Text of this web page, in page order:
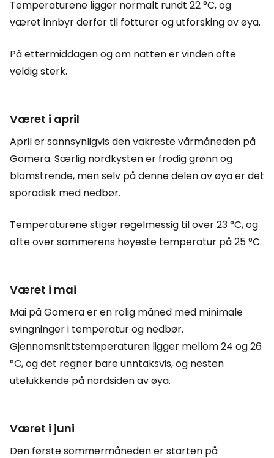
Temperaturene ligger normalt rundt 22 °C, og
været innbyr derfor til fotturer og utforsking av øya.
På ettermiddagen og om natten er vinden ofte
veldig sterk.
Været i april
April er sannsynligvis den vakreste vårmåneden på
Gomera. Særlig nordkysten er frodig grønn og
blomstrende, men selv på denne delen av øya er det
sporadisk med nedbør.
Temperaturene stiger regelmessig til over 23 °C, og
ofte over sommerens høyeste temperatur på 25 °C.
Været i mai
Mai på Gomera er en rolig måned med minimale
svingninger i temperatur og nedbør.
Gjennomsnittstemperaturen ligger mellom 24 og 26
°C, og det regner bare unntaksvis, og nesten
utelukkende på nordsiden av øya.
Været i juni
Den første sommermåneden er starten på